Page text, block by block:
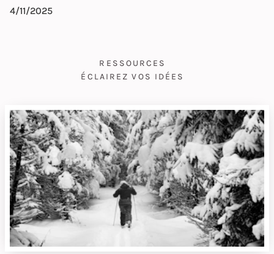
4/11/2025
RESSOURCES
ÉCLAIREZ VOS IDÉES